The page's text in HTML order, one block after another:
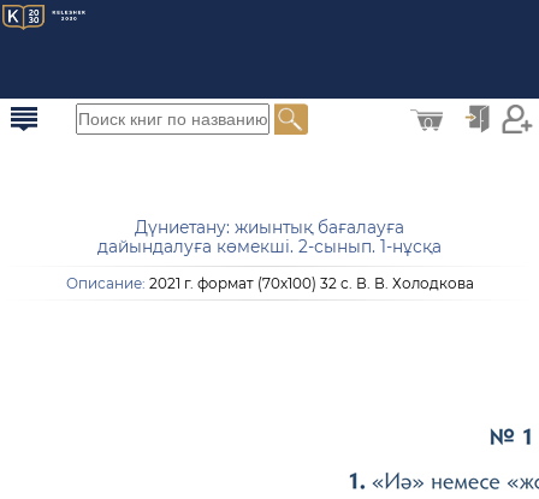
0
Дүниетану: жиынтық бағалауға
дайындалуға көмекші. 2-сынып. 1-нұсқа
Описание: 2021 г. формат (70х100) 32 с. В. В. Холодкова